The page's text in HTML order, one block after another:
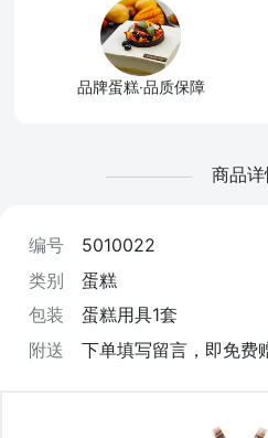
品牌蛋糕·品质保障
商品
编号
5010022
类别
蛋糕
包装
蛋糕用具1套
附送
下单填写留言，即免费